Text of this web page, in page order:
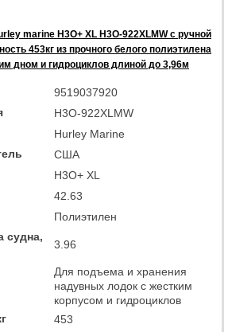
marine H3O+ XL H3O-922XLMW с ручной
453кг из прочного белого полиэтилена
дном и гидроциклов длиной до 3,96м
9519037920
H3O-922XLMW
Hurley Marine
США
H3O+ XL
42.63
Полиэтилен
судна,
3.96
Для подъема и хранения
надувных лодок с жестким
корпусом и гидроциклов
453